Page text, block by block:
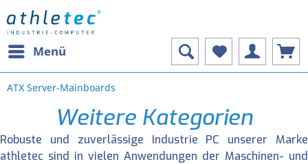
Menü
ATX Server-Mainboards
Weitere Kategorien
Robuste und zuverlässige Industrie PC unserer Marke
athletec sind in vielen Anwendungen der Maschinen- und